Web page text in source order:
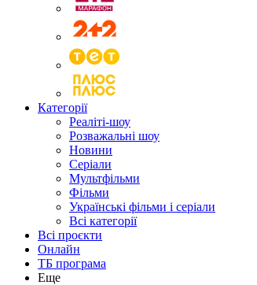
Категорії
Реаліті-шоу
Розважальні шоу
Новини
Серіали
Мультфільми
Фільми
Українські фільми і серіали
Всі категорії
Всі проєкти
Онлайн
ТБ програма
Еще